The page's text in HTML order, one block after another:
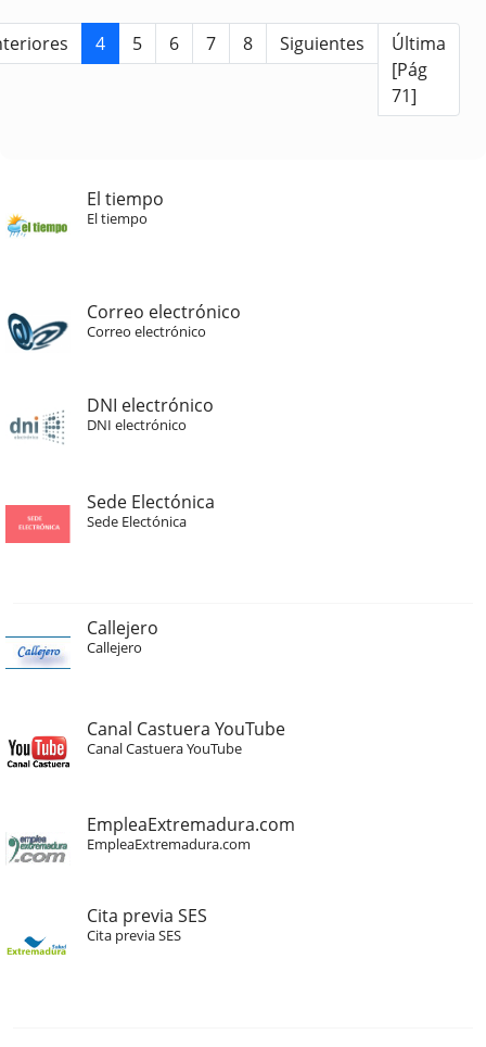
4 5 6 7 8 Siguientes
Última
[Pág
71]
El tiempo
El tiempo
Correo electrónico
Correo electrónico
DNI electrónico
DNI electrónico
Sede Electónica
Sede Electónica
Callejero
Callejero
Canal Castuera YouTube
Canal Castuera YouTube
EmpleaExtremadura.com
EmpleaExtremadura.com
Cita previa SES
Cita previa SES